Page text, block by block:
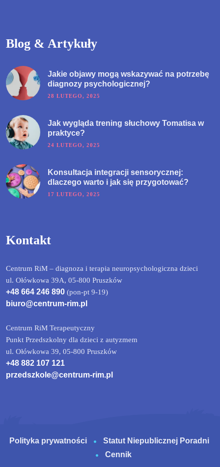
Blog & Artykuły
Jakie objawy mogą wskazywać na potrzebę
diagnozy psychologicznej?
28 LUTEGO, 2025
Jak wygląda trening słuchowy Tomatisa w
praktyce?
24 LUTEGO, 2025
Konsultacja integracji sensorycznej:
dlaczego warto i jak się przygotować?
17 LUTEGO, 2025
Kontakt
Centrum RiM – diagnoza i terapia neuropsychologiczna dzieci
ul. Ołówkowa 39A, 05-800 Pruszków
+48 664 246 890 (pon-pt 9-19)
biuro@centrum-rim.pl
Centrum RiM Terapeutyczny
Punkt Przedszkolny dla dzieci z autyzmem
ul. Ołówkowa 39, 05-800 Pruszków
+48 882 107 121
przedszkole@centrum-rim.pl
Polityka prywatności
Statut Niepublicznej Poradni
Cennik